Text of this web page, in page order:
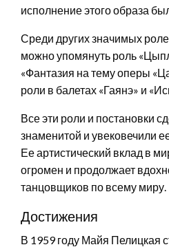
исполнение этого образа
Среди других значимых
можно упомянуть роль
«Фантазия на тему оперы
роли в балетах «Гаянэ» и
Все эти роли и постановки
знаменитой и увековечили
Ее артистический вклад в
огромен и продолжает
танцовщиков по всему миру.
Достижения
В 1959 году Майя Пелицкая